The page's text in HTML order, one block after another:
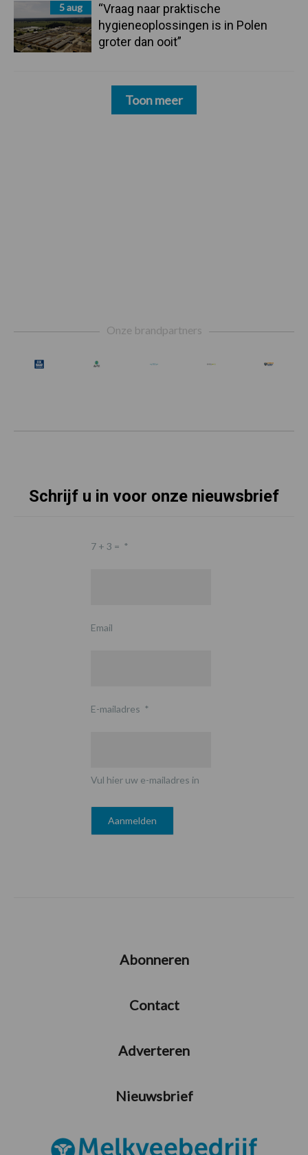
5 aug
“Vraag naar praktische
hygieneoplossingen is in Polen
groter dan ooit”
Toon meer
Onze brandpartners
Schrijf u in voor onze nieuwsbrief
7 + 3 = *
Email
E-mailadres *
Vul hier uw e-mailadres in
Abonneren
Contact
Adverteren
Nieuwsbrief